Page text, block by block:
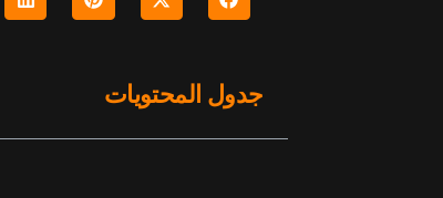
جدول المحتويات